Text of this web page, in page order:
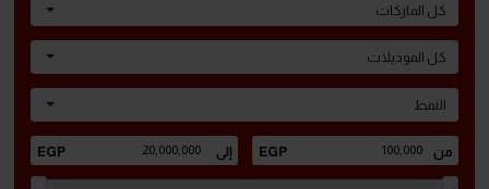
كل الماركات
كل الموديلات
النمط